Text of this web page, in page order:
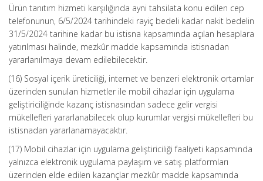
Ürün tanıtım hizmeti karşılığında ayni tahsilata konu edilen cep
telefonunun, 6/5/2024 tarihindeki rayiç bedeli kadar nakit bedelin
31/5/2024 tarihine kadar bu istisna kapsamında açılan hesaplara
yatırılması halinde, mezkûr madde kapsamında istisnadan
yararlanılmaya devam edilebilecektir.
(16) Sosyal içerik üreticiliği, internet ve benzeri elektronik ortamlar
üzerinden sunulan hizmetler ile mobil cihazlar için uygulama
geliştiriciliğinde kazanç istisnasından sadece gelir vergisi
mükellefleri yararlanabilecek olup kurumlar vergisi mükellefleri bu
istisnadan yararlanamayacaktır.
(17) Mobil cihazlar için uygulama geliştiriciliği faaliyeti kapsamında
yalnızca elektronik uygulama paylaşım ve satış platformları
üzerinden elde edilen kazançlar mezkûr madde kapsamında